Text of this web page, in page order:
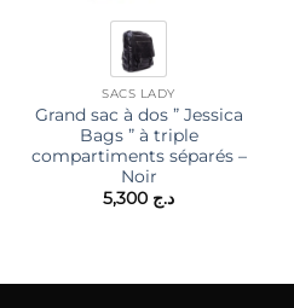
SACS LADY
Grand sac à dos ” Jessica
Bags ” à triple
compartiments séparés –
Noir
د.ج